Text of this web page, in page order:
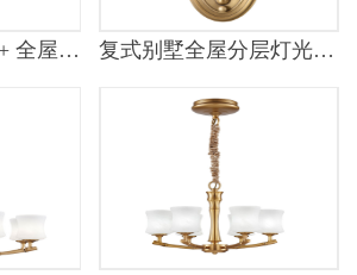
亲子家庭儿童房 + 全屋护眼灯光整套落地案例 复式别墅全屋分层灯光系统落地案例